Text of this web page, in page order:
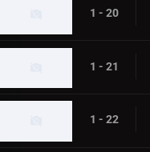
1 - 20
1 - 21
1 - 22